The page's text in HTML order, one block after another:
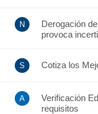
Derogación
provoca
Cotiza los
Verificación
requisitos